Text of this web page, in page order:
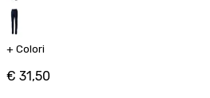
+ Colori
€ 31,50